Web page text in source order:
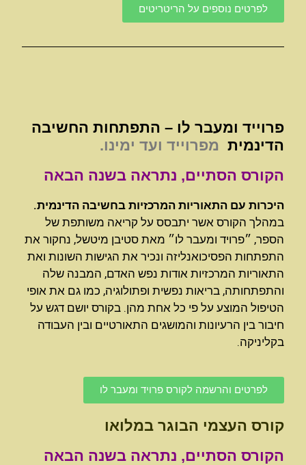
לפרטים נוספים על הריטריטים
פרוייד ומעבר לו – התפתחות החשיבה
הדינמית מפרוייד ועד ימינו.
הקורס הסתיים, נתראה בשנה הבאה
היכרות עם התאוריות המרכזיות בחשיבה הדינמית.
במהלך הקורס אשר יתבסס על קריאה משותפת של
הספר, ״פרויד ומעבר לו״ מאת סטיבן מיטשל, נחקור את
התפתחות הפסיכואנליזה ונכיר את הגישות השונות ואת
התאוריות המרכזיות אודות נפש האדם, המבנה שלה
והתפתחותה, בריאות נפשית ופתולוגיה, כמו גם את אופי
הטיפול המוצע על פי כל אחת מהן. בקורס יושם דגש על
חיבור בין הרעיונות והמושגים התאורטיים ובין העבודה
בקליניקה.
לפרטים והרשמה לקורס פרויד ומעבר לו
קורס העצמי הבוגר במלואו
הקורס הסתיים, נתראה בשנה הבאה